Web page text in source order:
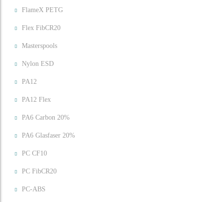
FlameX PETG
Flex FibCR20
Masterspools
Nylon ESD
PA12
PA12 Flex
PA6 Carbon 20%
PA6 Glasfaser 20%
PC CF10
PC FibCR20
PC-ABS